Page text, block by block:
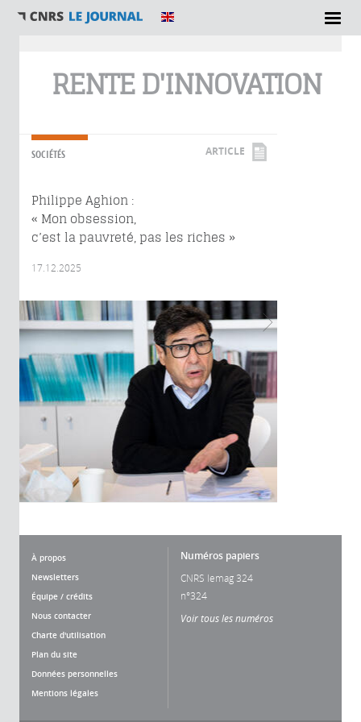
RENTE D'INNOVATION
SOCIÉTÉS ARTICLE
Philippe Aghion :
« Mon obsession,
c’est la pauvreté, pas les riches »
17.12.2025
À propos
Newsletters
Équipe / crédits
Nous contacter
Charte d'utilisation
Plan du site
Données personnelles
Mentions légales
Numéros papiers
CNRS lemag 324
n°324
Voir tous les numéros